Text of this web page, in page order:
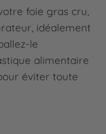
foie gras cru,
idéalement
le
alimentaire
éviter toute